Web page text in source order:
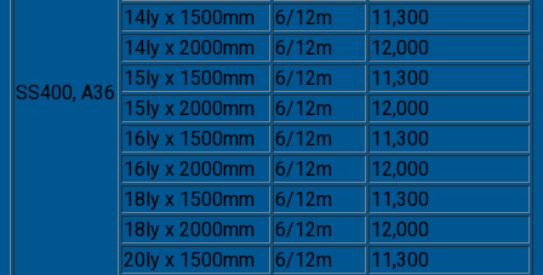
SS400, A36
14ly x 1500mm
6/12m
11,300
14ly x 2000mm
6/12m
12,000
15ly x 1500mm
6/12m
11,300
15ly x 2000mm
6/12m
12,000
16ly x 1500mm
6/12m
11,300
16ly x 2000mm
6/12m
12,000
18ly x 1500mm
6/12m
11,300
18ly x 2000mm
6/12m
12,000
20ly x 1500mm
6/12m
11,300